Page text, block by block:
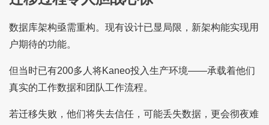
数据库架构亟需重构。现有设计已显局限，新架构能实现用
户期待的功能。
但当时已有200多人将Kaneo投入生产环境——承载着他们
真实的工作数据和团队工作流程。
若迁移失败，他们将失去信任，可能丢失数据，更会彻夜难